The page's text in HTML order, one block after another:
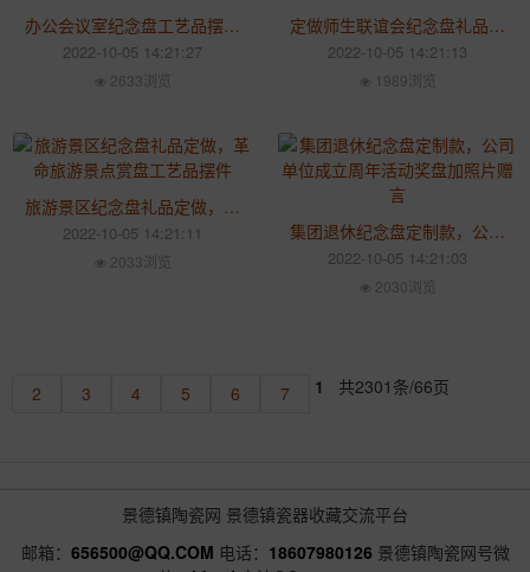
办公会议室纪念盘工艺品摆件摆放办公桌上
2022-10-05 14:21:27
2633浏览
定做师生联谊会纪念盘礼品圆形瓷盘摆件万里长城图
2022-10-05 14:21:13
1989浏览
旅游景区纪念盘礼品定做，革命旅游景点赏盘工艺品摆件
2022-10-05 14:21:11
2033浏览
集团退休纪念盘定制款，公司单位成立周年活动奖盘加照片赠言
2022-10-05 14:21:03
2030浏览
1
2 3 4 5 6 7 共2301条/66页
景德镇陶瓷网 景德镇瓷器收藏交流平台
邮箱： 656500@QQ.COM 电话： 18607980126 景德镇陶瓷网号微